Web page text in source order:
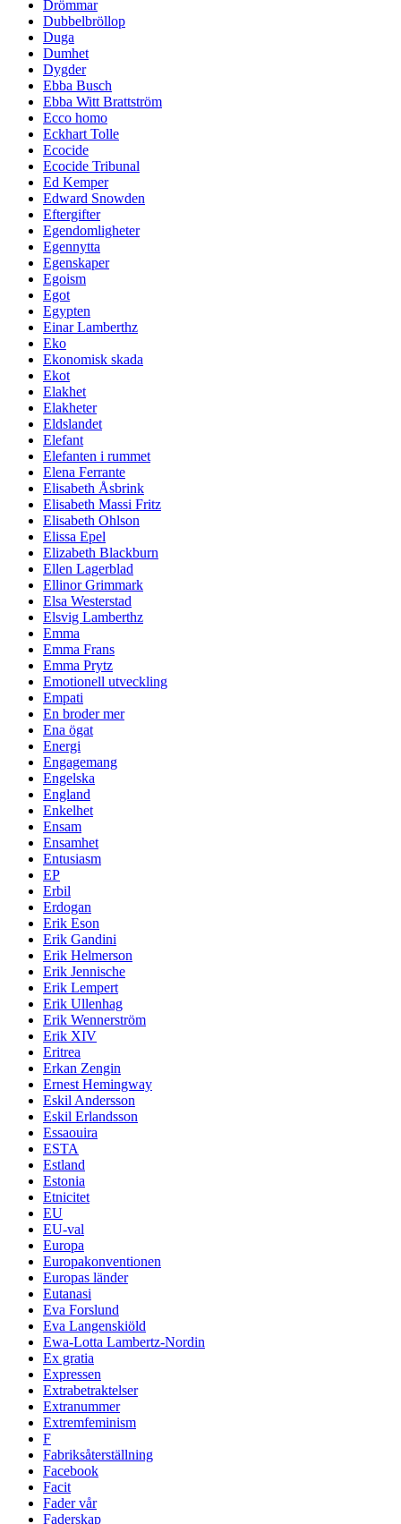
Drömmar
Dubbelbröllop
Duga
Dumhet
Dygder
Ebba Busch
Ebba Witt Brattström
Ecco homo
Eckhart Tolle
Ecocide
Ecocide Tribunal
Ed Kemper
Edward Snowden
Eftergifter
Egendomligheter
Egennytta
Egenskaper
Egoism
Egot
Egypten
Einar Lamberthz
Eko
Ekonomisk skada
Ekot
Elakhet
Elakheter
Eldslandet
Elefant
Elefanten i rummet
Elena Ferrante
Elisabeth Åsbrink
Elisabeth Massi Fritz
Elisabeth Ohlson
Elissa Epel
Elizabeth Blackburn
Ellen Lagerblad
Ellinor Grimmark
Elsa Westerstad
Elsvig Lamberthz
Emma
Emma Frans
Emma Prytz
Emotionell utveckling
Empati
En broder mer
Ena ögat
Energi
Engagemang
Engelska
England
Enkelhet
Ensam
Ensamhet
Entusiasm
EP
Erbil
Erdogan
Erik Eson
Erik Gandini
Erik Helmerson
Erik Jennische
Erik Lempert
Erik Ullenhag
Erik Wennerström
Erik XIV
Eritrea
Erkan Zengin
Ernest Hemingway
Eskil Andersson
Eskil Erlandsson
Essaouira
ESTA
Estland
Estonia
Etnicitet
EU
EU-val
Europa
Europakonventionen
Europas länder
Eutanasi
Eva Forslund
Eva Langenskiöld
Ewa-Lotta Lambertz-Nordin
Ex gratia
Expressen
Extrabetraktelser
Extranummer
Extremfeminism
F
Fabriksåterställning
Facebook
Facit
Fader vår
Faderskap